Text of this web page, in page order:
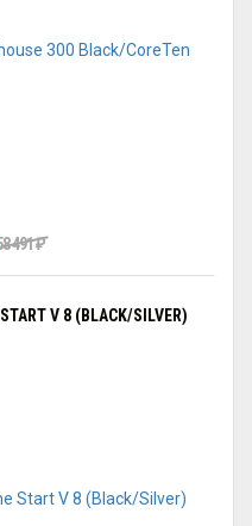
491₽
V 8 (BLACK/SILVER)